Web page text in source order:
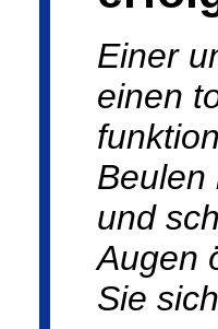
Einer
einen
Beulen
und
Augen
Sie